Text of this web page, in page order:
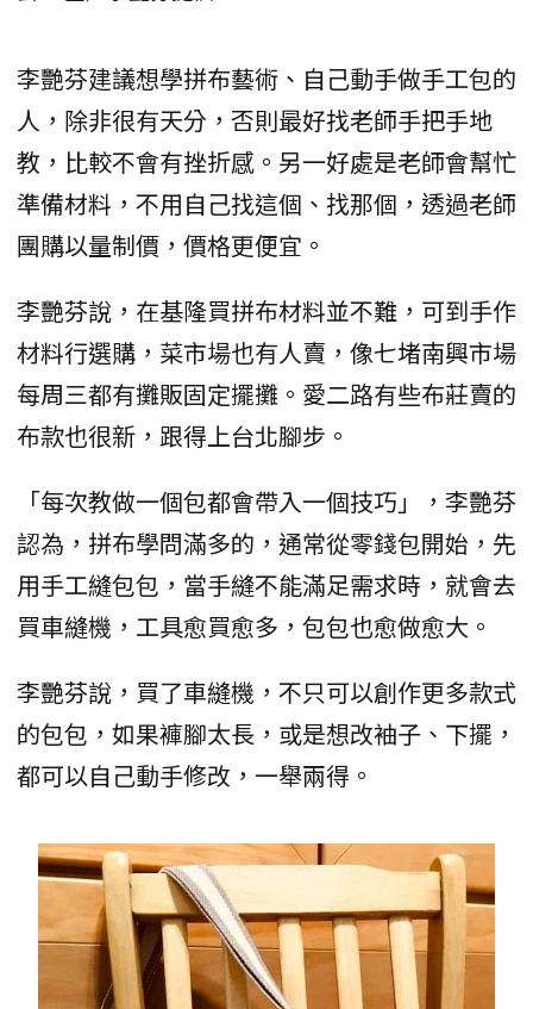
李艷芬建議想學拼布藝術、自己動手做手工包的
人，除非很有天分，否則最好找老師手把手地
教，比較不會有挫折感。另一好處是老師會幫忙
準備材料，不用自己找這個、找那個，透過老師
團購以量制價，價格更便宜。
李艷芬說，在基隆買拼布材料並不難，可到手作
材料行選購，菜市場也有人賣，像七堵南興市場
每周三都有攤販固定擺攤。愛二路有些布莊賣的
布款也很新，跟得上台北腳步。
「每次教做一個包都會帶入一個技巧」，李艷芬
認為，拼布學問滿多的，通常從零錢包開始，先
用手工縫包包，當手縫不能滿足需求時，就會去
買車縫機，工具愈買愈多，包包也愈做愈大。
李艷芬說，買了車縫機，不只可以創作更多款式
的包包，如果褲腳太長，或是想改袖子、下擺，
都可以自己動手修改，一舉兩得。